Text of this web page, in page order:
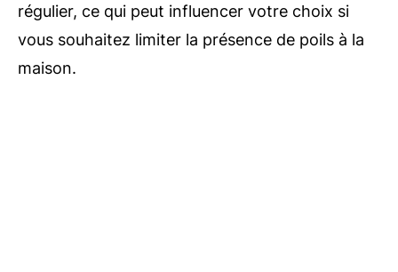
régulier, ce qui peut influencer votre choix si
vous souhaitez limiter la présence de poils à la
maison.